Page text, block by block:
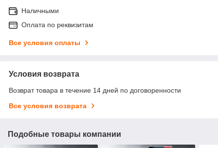
Наличными
Оплата по реквизитам
Все условия оплаты
Условия возврата
Возврат товара в течение 14 дней по договоренности
Все условия возврата
Подобные товары компании